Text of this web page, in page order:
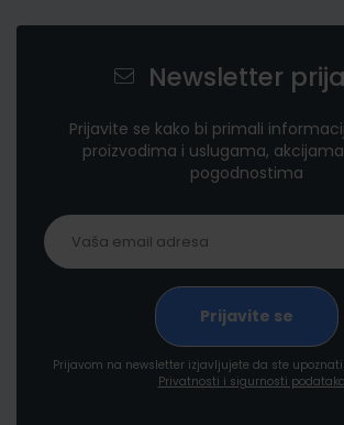
Newsletter
Prijavite se kako bi primali
proizvodima i uslugama,
pogodnostima
Prijavom na newsletter izjavljujete da ste
Privatnosti i sigurnosti podataka